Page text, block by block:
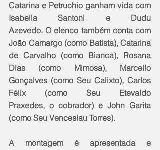
Catarina e Petruchio ganham vida com
Isabella Santoni e Dudu
Azevedo. O elenco também conta com
João Camargo (como Batista), Catarina
de Carvalho (como Bianca), Rosana
Dias (como Mimosa), Marcello
Gonçalves (como Seu Calixto), Carlos
Félix (como Seu Etevaldo
Praxedes, o cobrador) e John Garita
(como Seu Venceslau Torres).
A montagem é apresentada e